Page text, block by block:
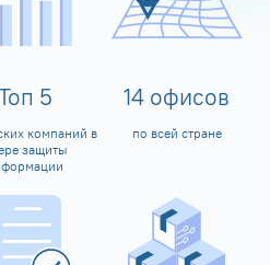
5
компаний в
защиты
14 офисов
по всей стране